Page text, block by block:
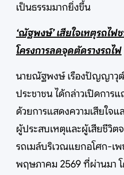
เป็นธรรมมากยิ่งขึ้น
‘ณัฐพงษ์’ เสียใจเหตุรถไฟ
โครงการลดจุดตัดรางรถไฟ
นายณัฐพงษ์ เรืองปัญญาวุ
ประชาชน ได้กล่าวเปิดการ
ด้วยการแสดงความเสียใจ
ผู้ประสบเหตุและผู้เสียชีวิต
รถเมล์บริเวณแยกอโศก-เพ
พฤษภาคม 2569 ที่ผ่านมา โ